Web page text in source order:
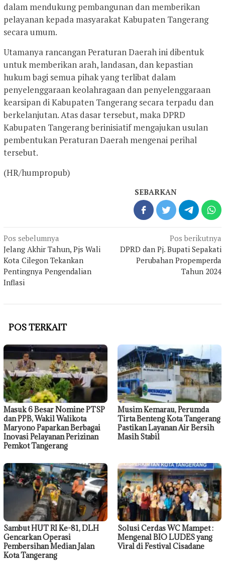
dalam mendukung pembangunan dan memberikan
pelayanan kepada masyarakat Kabupaten Tangerang
secara umum.
Utamanya rancangan Peraturan Daerah ini dibentuk
untuk memberikan arah, landasan, dan kepastian
hukum bagi semua pihak yang terlibat dalam
penyelenggaraan keolahragaan dan penyelenggaraan
kearsipan di Kabupaten Tangerang secara terpadu dan
berkelanjutan. Atas dasar tersebut, maka DPRD
Kabupaten Tangerang berinisiatif mengajukan usulan
pembentukan Peraturan Daerah mengenai perihal
tersebut.
(HR/humpropub)
SEBARKAN
Navigasi
pos
Pos sebelumnya
Jelang Akhir Tahun, Pjs Wali
Kota Cilegon Tekankan
Pentingnya Pengendalian
Inflasi
Pos berikutnya
DPRD dan Pj. Bupati Sepakati
Perubahan Propemperda
Tahun 2024
POS TERKAIT
Masuk 6 Besar Nomine PTSP
dan PPB, Wakil Walikota
Maryono Paparkan Berbagai
Inovasi Pelayanan Perizinan
Pemkot Tangerang
Musim Kemarau, Perumda
Tirta Benteng Kota Tangerang
Pastikan Layanan Air Bersih
Masih Stabil
Sambut HUT RI Ke-81, DLH
Gencarkan Operasi
Pembersihan Median Jalan
Kota Tangerang
Solusi Cerdas WC Mampet :
Mengenal BIO LUDES yang
Viral di Festival Cisadane